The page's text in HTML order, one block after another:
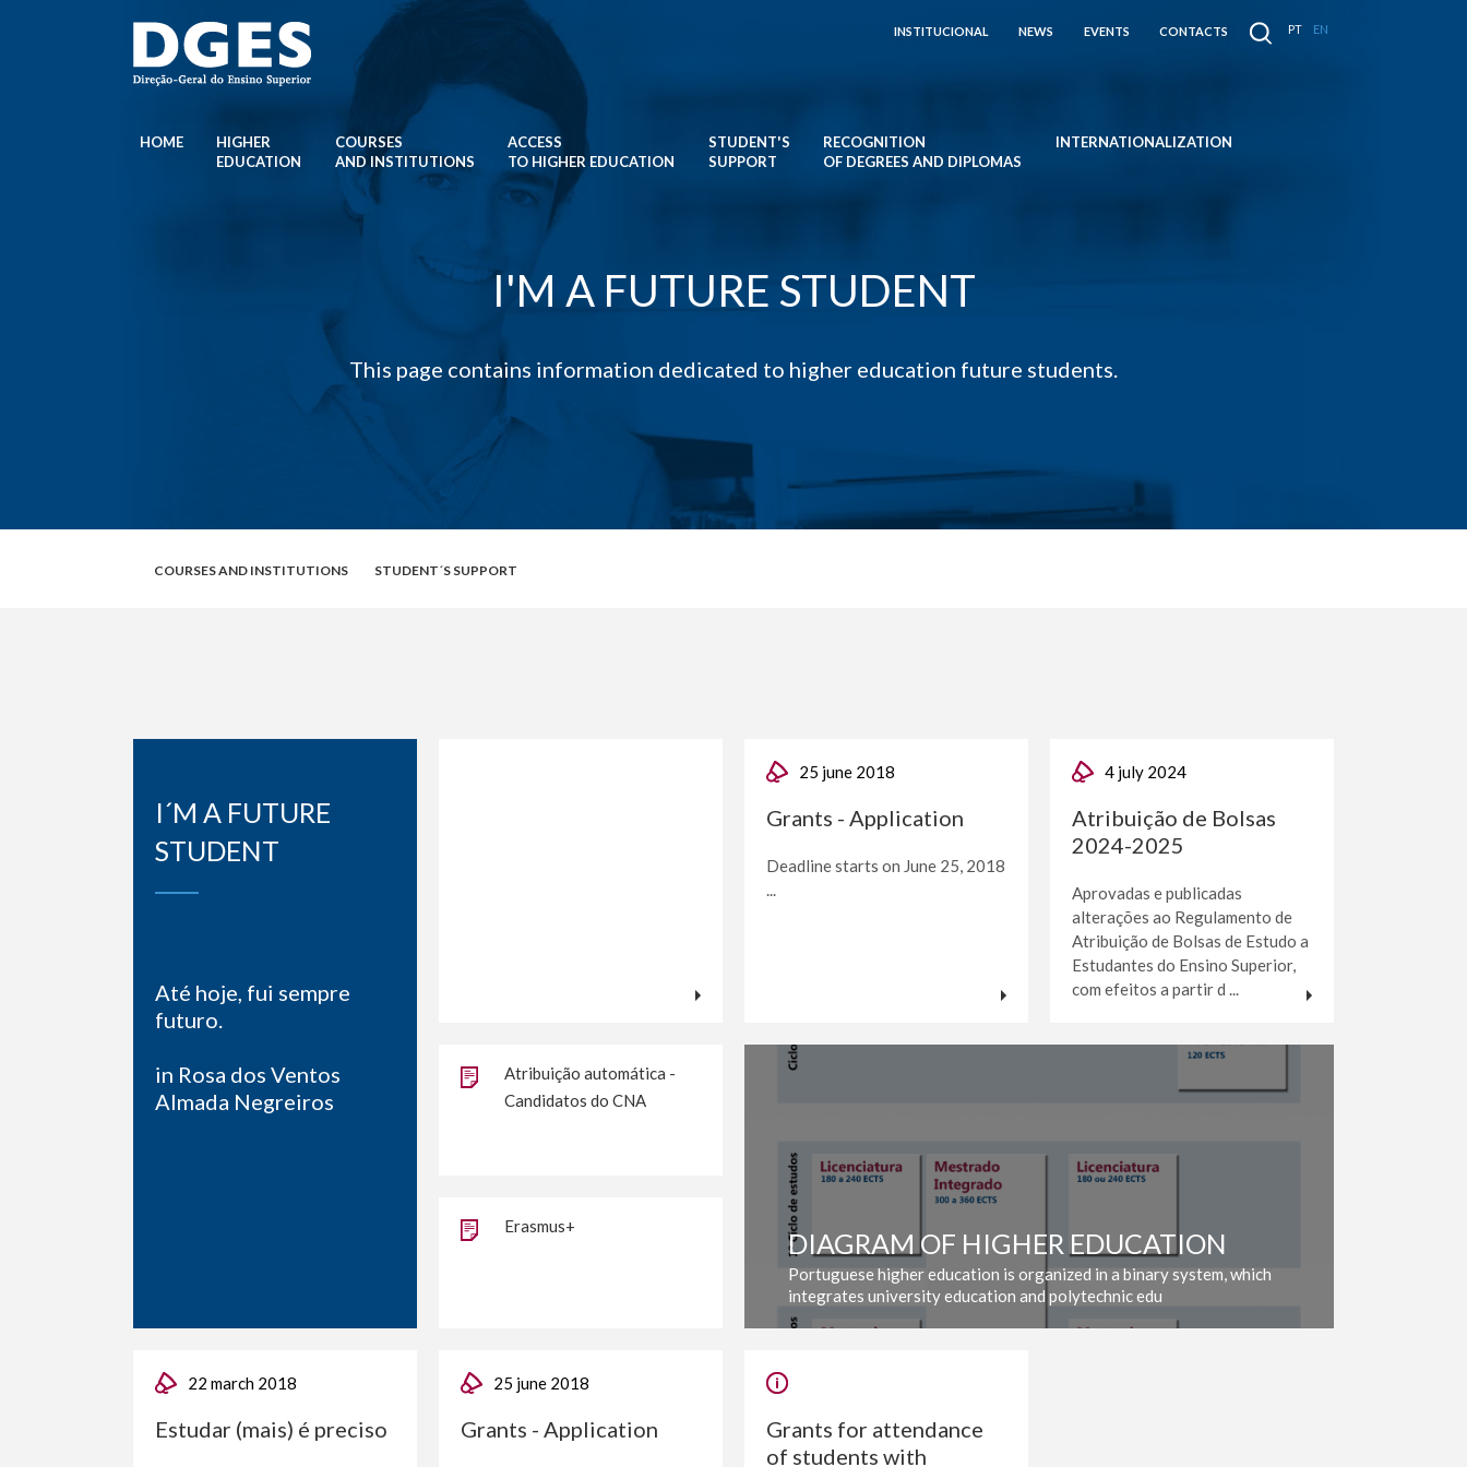
INSTITUCIONAL NEWS EVENTS CONTACTS PT EN
HOME
HIGHER
EDUCATION
COURSES
AND INSTITUTIONS
ACCESS
TO HIGHER EDUCATION
STUDENT'S
SUPPORT
RECOGNITION
OF DEGREES AND DIPLOMAS
INTERNATIONALIZATION
I'M A FUTURE STUDENT
This page contains information dedicated to higher education future students.
COURSES AND INSTITUTIONS STUDENT´S SUPPORT
I´M A FUTURE
STUDENT
Até hoje, fui sempre
futuro.
in Rosa dos Ventos
Almada Negreiros
25 june 2018
Grants - Application
Deadline starts on June 25, 2018
...
4 july 2024
Atribuição de Bolsas
2024-2025
Aprovadas e publicadas
alterações ao Regulamento de
Atribuição de Bolsas de Estudo a
Estudantes do Ensino Superior,
com efeitos a partir d ...
Atribuição automática -
Candidatos do CNA
Erasmus+
DIAGRAM OF HIGHER EDUCATION
Portuguese higher education is organized in a binary system, which
integrates university education and polytechnic edu
22 march 2018
Estudar (mais) é preciso
25 june 2018
Grants - Application
Grants for attendance
of students with